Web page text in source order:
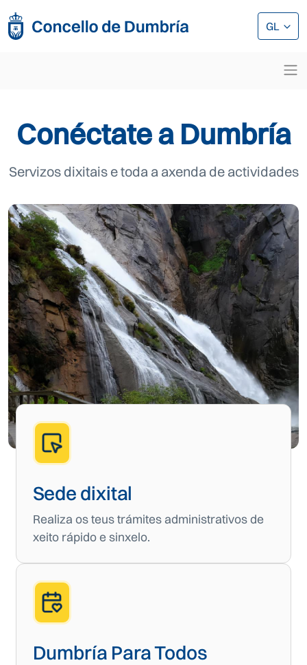
GL
Conéctate a Dumbría
Servizos dixitais e toda a axenda de actividades
Sede dixital
Realiza os teus trámites administrativos de
xeito rápido e sinxelo.
Dumbría Para Todos